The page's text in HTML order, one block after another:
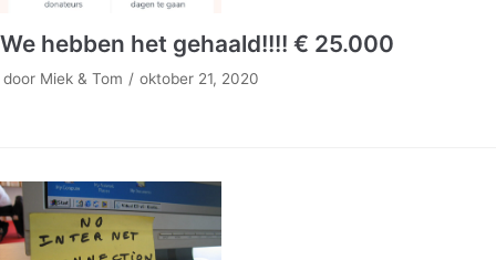
We hebben het gehaald!!!! € 25.000
door Miek & Tom oktober 21, 2020